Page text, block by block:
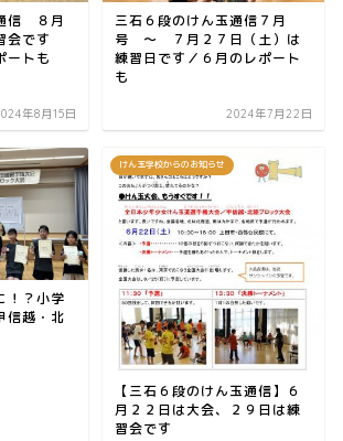
信 ８月
会です
ートも
年8月15日
三石６段のけん玉通信７月
号 ～ ７月２７日（土）は
練習日です／６月のレポート
も
2024年7月22日
！？小学
越・北
けん玉学校からのお知らせ
【三石６段のけん玉通信】６
月２２日は大会、２９日は練
習会です